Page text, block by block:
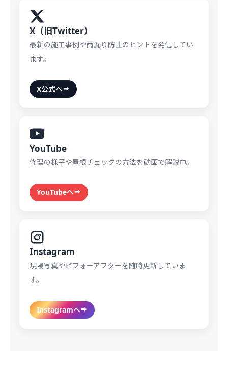
X（旧Twitter）
最新の施工事例や雨漏り防止のヒントを発信してい
ます。
X公式へ
YouTube
修理の様子や屋根チェックの方法を動画で解説中。
YouTubeへ
Instagram
現場写真やビフォーアフターを随時更新していま
す。
Instagramへ